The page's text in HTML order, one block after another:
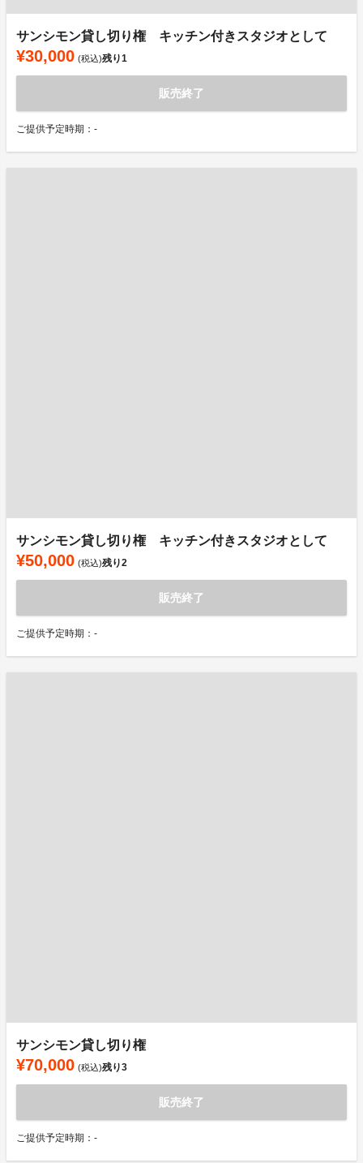
サンシモン貸し切り権 キッチン付きスタジオとして
¥30,000 (税込)残り1
販売終了
ご提供予定時期：-
サンシモン貸し切り権 キッチン付きスタジオとして
¥50,000 (税込)残り2
販売終了
ご提供予定時期：-
サンシモン貸し切り権
¥70,000 (税込)残り3
販売終了
ご提供予定時期：-